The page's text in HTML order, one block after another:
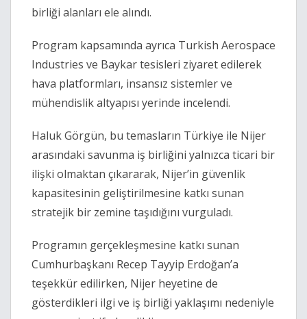
birliği alanları ele alındı.
Program kapsamında ayrıca Turkish Aerospace
Industries ve Baykartesisleri ziyaret edilerek
hava platformları, insansız sistemler ve
mühendislik altyapısı yerinde incelendi.
Haluk Görgün, bu temasların Türkiye ile Nijer
arasındaki savunma iş birliğini yalnızca ticari bir
ilişki olmaktan çıkararak, Nijer’in güvenlik
kapasitesinin geliştirilmesine katkı sunan
stratejik bir zemine taşıdığını vurguladı.
Programın gerçekleşmesine katkı sunan
Cumhurbaşkanı Recep Tayyip Erdoğan’a
teşekkür edilirken, Nijer heyetine de
gösterdikleri ilgi ve iş birliği yaklaşımı nedeniyle